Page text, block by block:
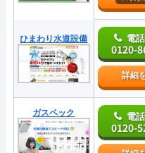
ひまわり水道設備 電
0120-
詳細
ガスペック 電
0120-